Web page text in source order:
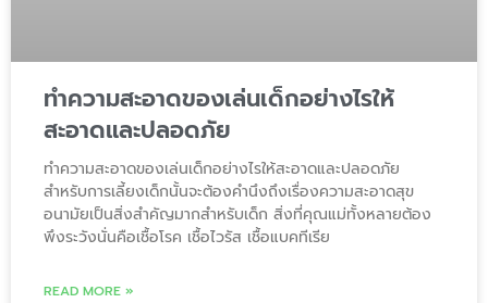
ทำความสะอาดของเล่นเด็กอย่างไรให้
สะอาดและปลอดภัย
ทำความสะอาดของเล่นเด็กอย่างไรให้สะอาดและปลอดภัย
สำหรับการเลี้ยงเด็กนั้นจะต้องคำนึงถึงเรื่องความสะอาดสุข
อนามัยเป็นสิ่งสำคัญมากสำหรับเด็ก สิ่งที่คุณแม่ทั้งหลายต้อง
พึงระวังนั่นคือเชื้อโรค เชื้อไวรัส เชื้อแบคทีเรีย
READ MORE »